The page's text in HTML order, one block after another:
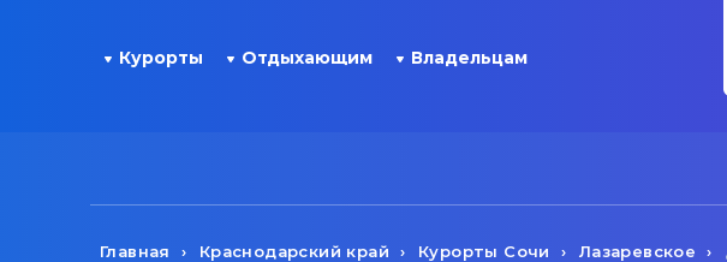
Курорты Отдыхающим Владельцам
Главная Краснодарский край Курорты Сочи Лазаревское